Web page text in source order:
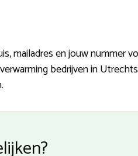
mailadres en jouw nummer
bedrijven in